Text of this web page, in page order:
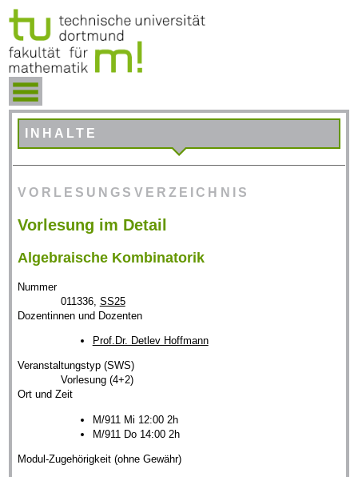
INHALTE
VORLESUNGSVERZEICHNIS
Vorlesung im Detail
Algebraische Kombinatorik
Nummer
011336, SS25
Dozentinnen und Dozenten
Prof.Dr. Detlev Hoffmann
Veranstaltungstyp (SWS)
Vorlesung (4+2)
Ort und Zeit
M/911 Mi 12:00 2h
M/911 Do 14:00 2h
Modul-Zugehörigkeit (ohne Gewähr)